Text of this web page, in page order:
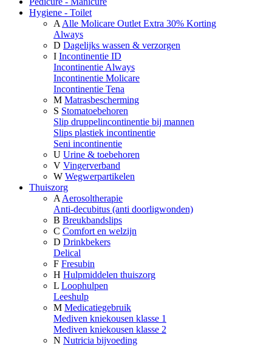
Hygiene - Toilet
A Alle Molicare Outlet Extra 30% Korting
Always
D Dagelijks wassen & verzorgen
I Incontinentie ID
Incontinentie Always
Incontinentie Molicare
Incontinentie Tena
M Matrasbescherming
S Stomatoebehoren
Slip druppelincontinentie bij mannen
Slips plastiek incontinentie
Seni incontinentie
U Urine & toebehoren
V Vingerverband
W Wegwerpartikelen
Thuiszorg
A Aerosoltherapie
Anti-decubitus (anti doorligwonden)
B Breukbandslips
C Comfort en welzijn
D Drinkbekers
Delical
F Fresubin
H Hulpmiddelen thuiszorg
L Loophulpen
Leeshulp
M Medicatiegebruik
Mediven kniekousen klasse 1
Mediven kniekousen klasse 2
N Nutricia bijvoeding